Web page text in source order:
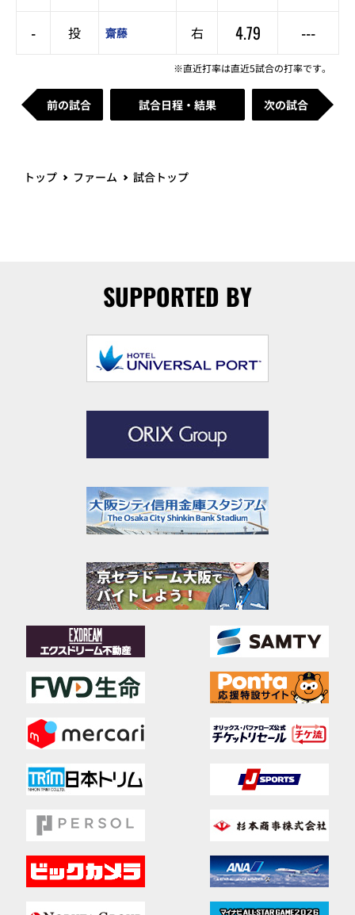
-
投 齋藤 右 4.79 ---
※直近打率は直近5試合の打率です。
前の試合 試合日程・結果 次の試合
トップ ファーム 試合トップ
SUPPORTED BY